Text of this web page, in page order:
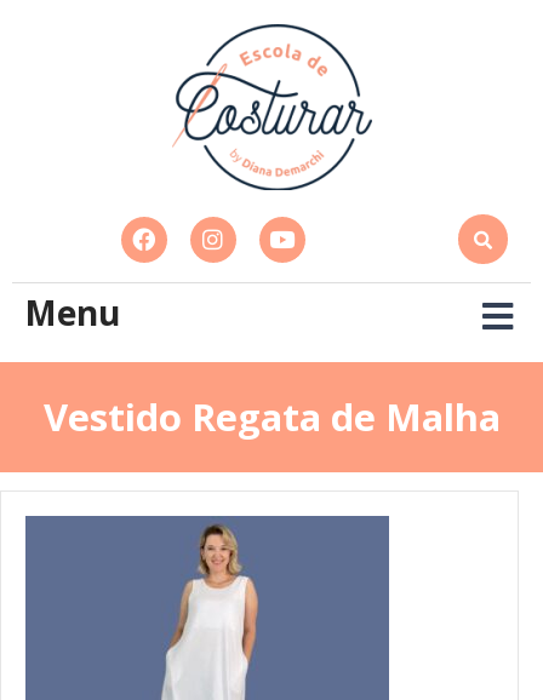
Menu
Vestido Regata de Malha